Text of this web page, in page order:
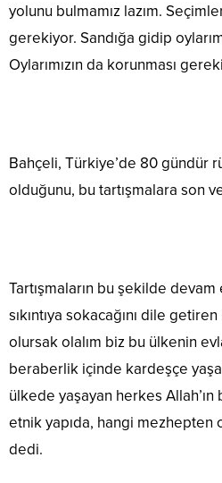
yolunu bulmamız lazım.
gerekiyor. Sandığa gidip
Oylarımızın da korunması
Bahçeli, Türkiye’de 80 gündür
olduğunu, bu tartışmalara son
Tartışmaların bu şekilde
sıkıntıya sokacağını dile
olursak olalım biz bu ülkenin
beraberlik içinde kardeşçe
ülkede yaşayan herkes
etnik yapıda, hangi mezhepten
dedi.